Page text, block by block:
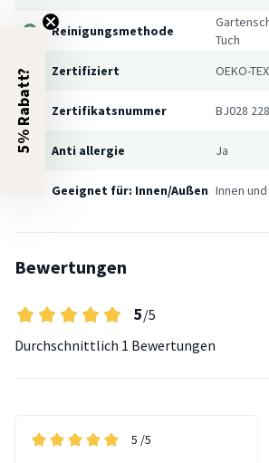
Reinigungsmethode
Tuch
Zertifiziert
OEKO-
Zertifikatsnummer BJ028
Anti allergie Ja
Geeignet für: Innen/Außen Innen
Bewertungen
5/5
Durchschnittlich 1 Bewertungen
5 /5
5% Rabatt?